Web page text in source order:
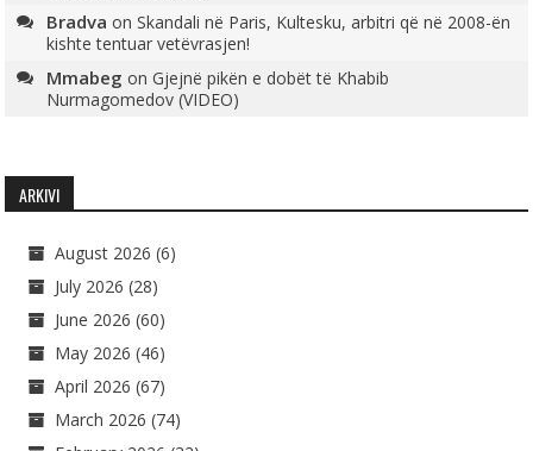
Bradva onSkandali në Paris, Kultesku, arbitri që në 2008-ën
kishte tentuar vetëvrasjen!
Mmabeg onGjejnë pikën e dobët të Khabib
Nurmagomedov (VIDEO)
ARKIVI
August 2026 (6)
July 2026 (28)
June 2026 (60)
May 2026 (46)
April 2026 (67)
March 2026 (74)